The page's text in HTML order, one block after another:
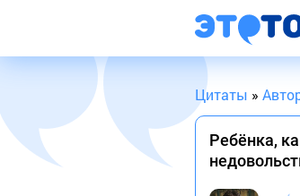
Цитаты »
Ребёнка,